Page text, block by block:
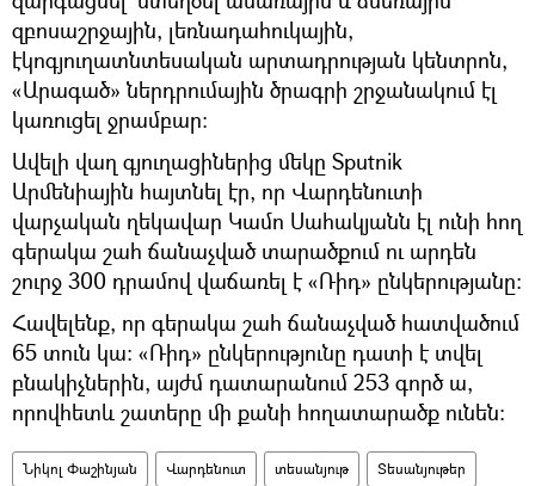
զբոսաշրջային, լեռնադահուկային,
էկոգյուղատնտեսական արտադրության կենտրոն,
«Արագած» ներդրումային ծրագրի շրջանակում էլ
կառուցել ջրամբար։
Ավելի վաղ գյուղացիներից մեկը Sputnik
Արմենիային հայտնել էր, որ Վարդենուտի
վարչական ղեկավար Կամո Սահակյանն էլ ունի հող
գերակա շահ ճանաչված տարածքում ու արդեն
շուրջ 300 դրամով վաճառել է «Ռիդ» ընկերությանը։
Հավելենք, որ գերակա շահ ճանաչված հատվածում
65 տուն կա։ «Ռիդ» ընկերությունը դատի է տվել
բնակիչներին, այժմ դատարանում 253 գործ ա,
որովհետև շատերը մի քանի հողատարածք ունեն։
Նիկոլ Փաշինյան Վարդենուտ տեսանյութ Տեսանյութեր